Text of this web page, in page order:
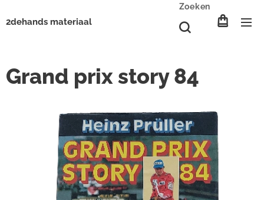
2dehands materiaal
Zoeken
Grand prix story 84